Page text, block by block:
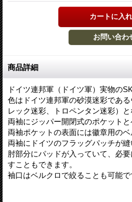
商品詳細
ドイツ連邦軍（ドイツ軍）実物の
色はドイツ連邦軍の砂漠迷彩であ
レック迷彩、トロペンタン迷彩）と
両袖にジッパー開閉式のポケットと
両袖ポケットの表面には徽章用のベ
両袖にドイツのフラッグパッチが縫
肘部分にパッドが入っていて、必
すこともできます。
袖口はベルクロで絞ることも可能で